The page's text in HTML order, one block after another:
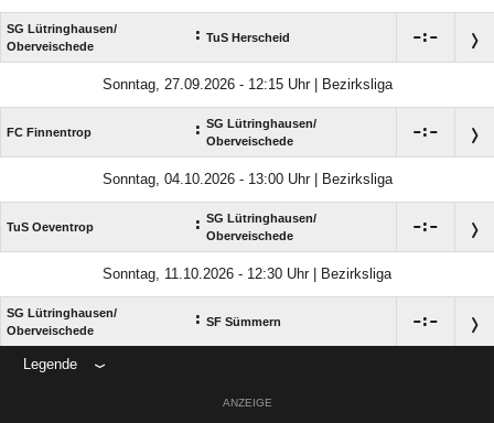
SG Lütringhausen/​
Oberveischede
: TuS Herscheid :
Sonntag, 27.09.2026 - 12:15 Uhr | Bezirksliga
FC Finnentrop : SG Lütringhausen/​
Oberveischede
:
Sonntag, 04.10.2026 - 13:00 Uhr | Bezirksliga
TuS Oeventrop : SG Lütringhausen/​
Oberveischede
:
Sonntag, 11.10.2026 - 12:30 Uhr | Bezirksliga
SG Lütringhausen/​
Oberveischede
: SF Sümmern :
Legende
ANZEIGE